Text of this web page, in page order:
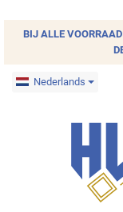
BIJ ALLE VOORRAAD
Nederlands